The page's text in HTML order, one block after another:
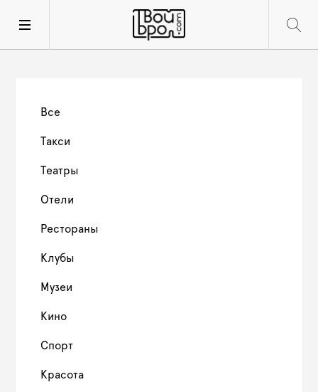
Все
Такси
Театры
Отели
Рестораны
Клубы
Музеи
Кино
Спорт
Красота